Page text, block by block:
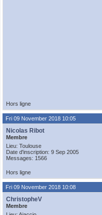
Hors ligne
Fri 09 November 2018 10:05
Nicolas Ribot
Membre
Lieu: Toulouse
Date d'inscription: 9 Sep 2005
Messages: 1566
Hors ligne
Fri 09 November 2018 10:08
ChristopheV
Membre